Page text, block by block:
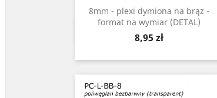
8mm - plexi dymiona na brąz -
format na wymiar (DETAL)
Cena
8,95 zł
Szybki podgląd